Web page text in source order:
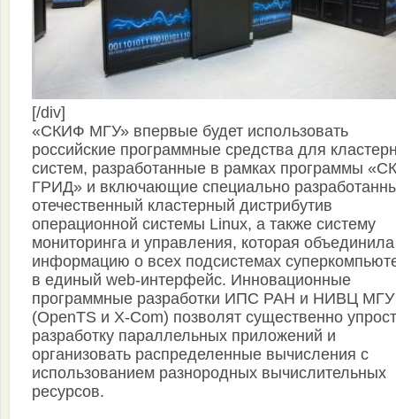
[/div]
«СКИФ МГУ» впервые будет использовать
российские программные средства для
систем, разработанные в рамках программы
ГРИД» и включающие специально
отечественный кластерный дистрибутив
операционной системы Linux, а также систему
мониторинга и управления, которая объединила
информацию о всех подсистемах
в единый web-интерфейс. Инновационные
программные разработки ИПС РАН и НИВЦ МГУ
(OpenTS и X-Com) позволят существенно
разработку параллельных приложений и
организовать распределенные вычисления с
использованием разнородных вычислительных
ресурсов.